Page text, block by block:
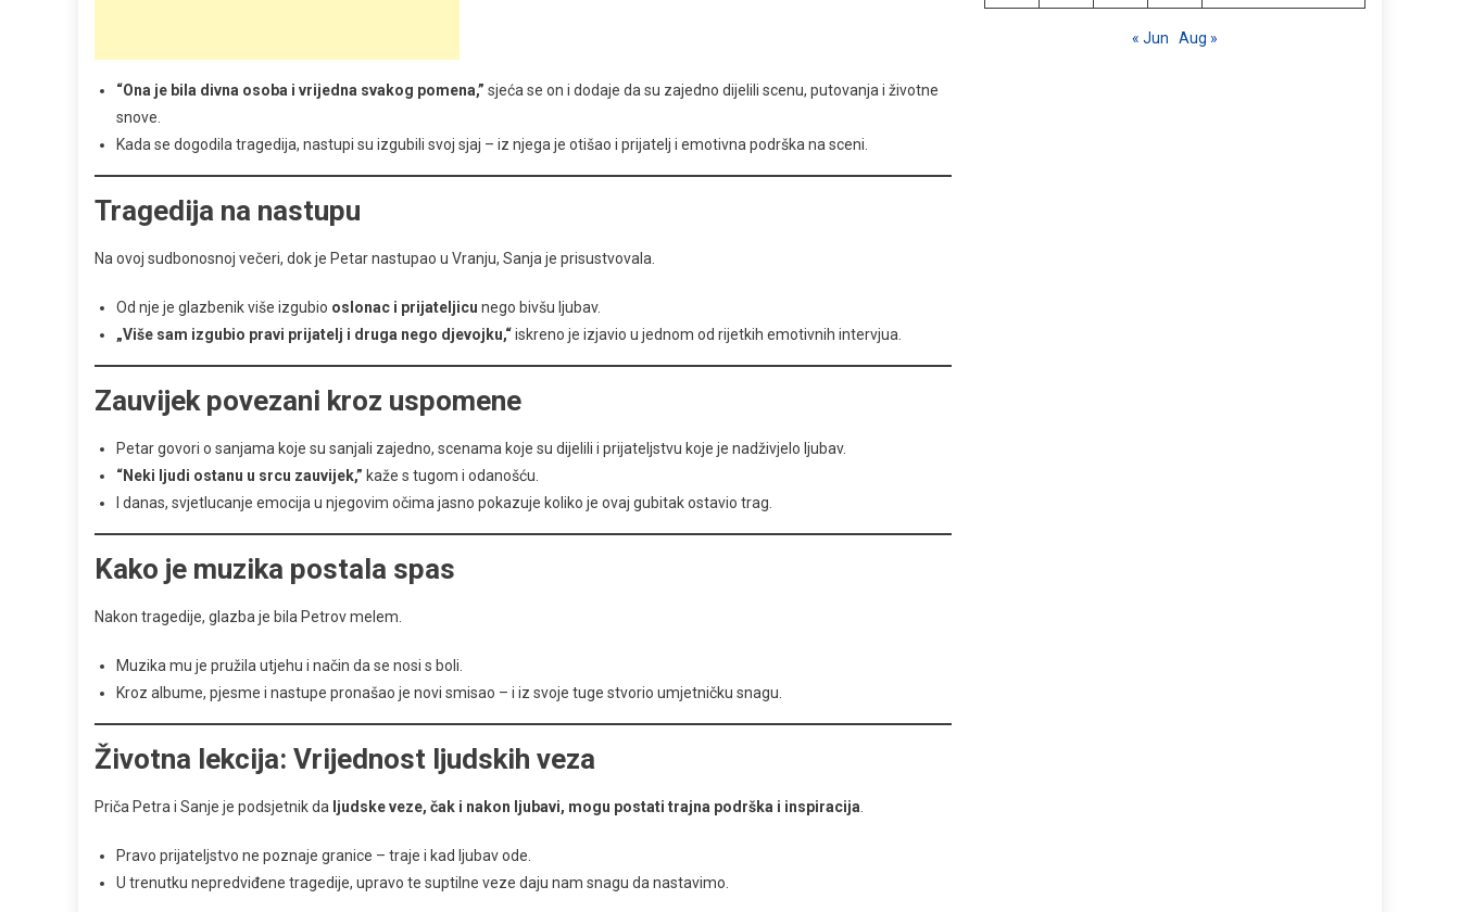
“Ona je bila divna osoba i vrijedna svakog pomena,” sjeća se on i dodaje da su zajedno dijelili scenu, putovanja i životne
snove.
Kada se dogodila tragedija, nastupi su izgubili svoj sjaj – iz njega je otišao i prijatelj i emotivna podrška na sceni.
Tragedija na nastupu
Na ovoj sudbonosnoj večeri, dok je Petar nastupao u Vranju, Sanja je prisustvovala.
Od nje je glazbenik više izgubio oslonac i prijateljicu nego bivšu ljubav.
„Više sam izgubio pravi prijatelj i druga nego djevojku,“iskreno je izjavio u jednom od rijetkih emotivnih intervjua.
Zauvijek povezani kroz uspomene
Petar govori o sanjama koje su sanjali zajedno, scenama koje su dijelili i prijateljstvu koje je nadživjelo ljubav.
“Neki ljudi ostanu u srcu zauvijek,” kaže s tugom i odanošću.
I danas, svjetlucanje emocija u njegovim očima jasno pokazuje koliko je ovaj gubitak ostavio trag.
Kako je muzika postala spas
Nakon tragedije, glazba je bila Petrov melem.
Muzika mu je pružila utjehu i način da se nosi s boli.
Kroz albume, pjesme i nastupe pronašao je novi smisao – i iz svoje tuge stvorio umjetničku snagu.
Životna lekcija: Vrijednost ljudskih veza
Priča Petra i Sanje je podsjetnik da ljudske veze, čak i nakon ljubavi, mogu postati trajna podrška i inspiracija
Pravo prijateljstvo ne poznaje granice – traje i kad ljubav ode.
U trenutku nepredviđene tragedije, upravo te suptilne veze daju nam snagu da nastavimo.
« Jun Aug »